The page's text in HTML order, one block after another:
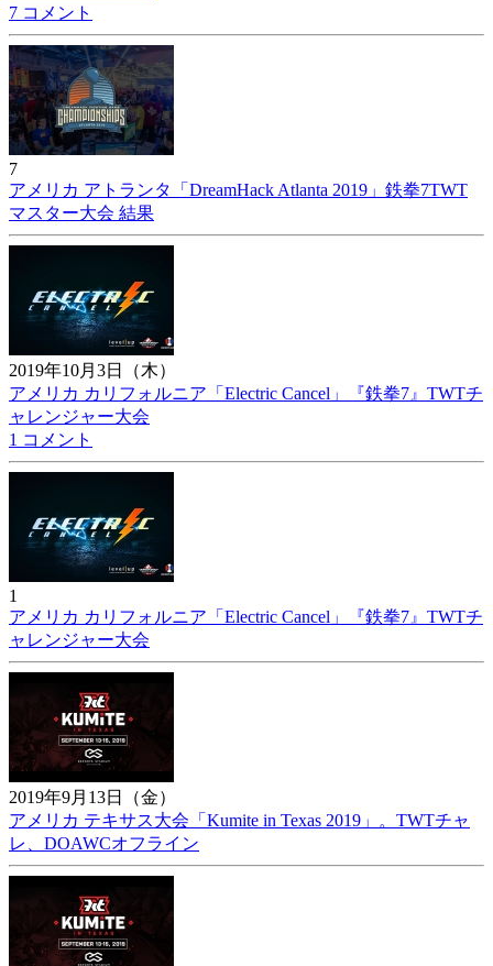
7 コメント
7
アメリカ アトランタ「DreamHack Atlanta 2019」鉄拳7TWT
マスター大会 結果
2019年10月3日（木）
アメリカ カリフォルニア「Electric Cancel」『鉄拳7』TWTチ
ャレンジャー大会
1 コメント
1
アメリカ カリフォルニア「Electric Cancel」『鉄拳7』TWTチ
ャレンジャー大会
2019年9月13日（金）
アメリカ テキサス大会「Kumite in Texas 2019」。TWTチャ
レ、DOAWCオフライン